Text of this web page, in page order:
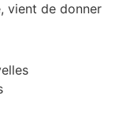
vient de donner